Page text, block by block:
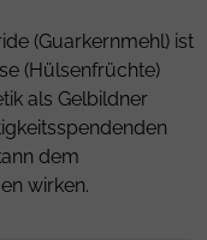
(Guarkernmehl) ist
(Hülsenfrüchte)
als Gelbildner
dem
wirken.